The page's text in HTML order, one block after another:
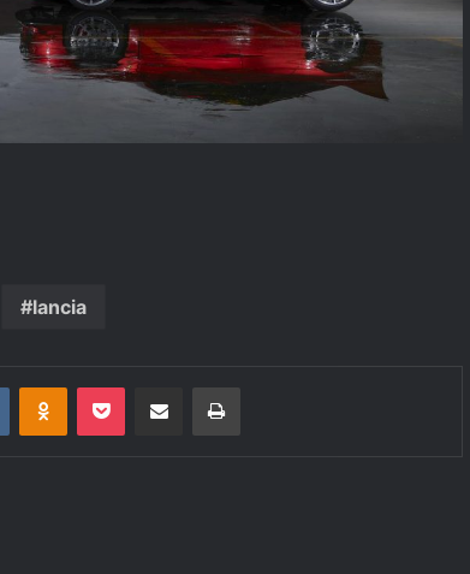
lancia
VKontakteOdnoklassniki
Pocket Deli po epošti Natisni